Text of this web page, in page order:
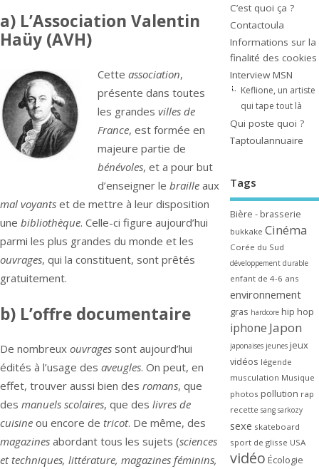
a) L’Association Valentin
Haüy (AVH)
Cetteassociation,
présente dans toutes
les grandesvilles de
France, est formée en
majeure partie de
bénévoles, et a pour but
d’enseigner lebraille aux
mal voyants et de mettre à leur disposition
une bibliothèque. Celle-ci figure aujourd’hui
parmi les plus grandes du monde et les
ouvrages, qui la constituent, sont prêtés
gratuitement.
b) L’offre documentaire
De nombreux ouvrages sont aujourd’hui
édités à l’usage des aveugles. On peut, en
effet, trouver aussi bien des romans, que
des manuels scolaires, que des livres de
cuisine ou encore de tricot. De même, des
magazines abordant tous les sujets (sciences
et techniques, littérature, magazines féminins,
C’est quoi ça ?
Contactoula
Informations sur la
finalité des cookies
Interview MSN
Keflione, un artiste
qui tape tout là
Qui poste quoi ?
Taptoulannuaire
Tags
Bière - brasserie
bukkake Cinéma
Corée du Sud
développement durable
enfant de 4-6 ans
environnement
gras hardcore hip hop
iphone Japon
japonaises jeunes jeux
vidéos légende
musculation Musique
photos pollution rap
recette sang sarkozy
sexe skateboard
sport de glisse USA
vidéo Écologie